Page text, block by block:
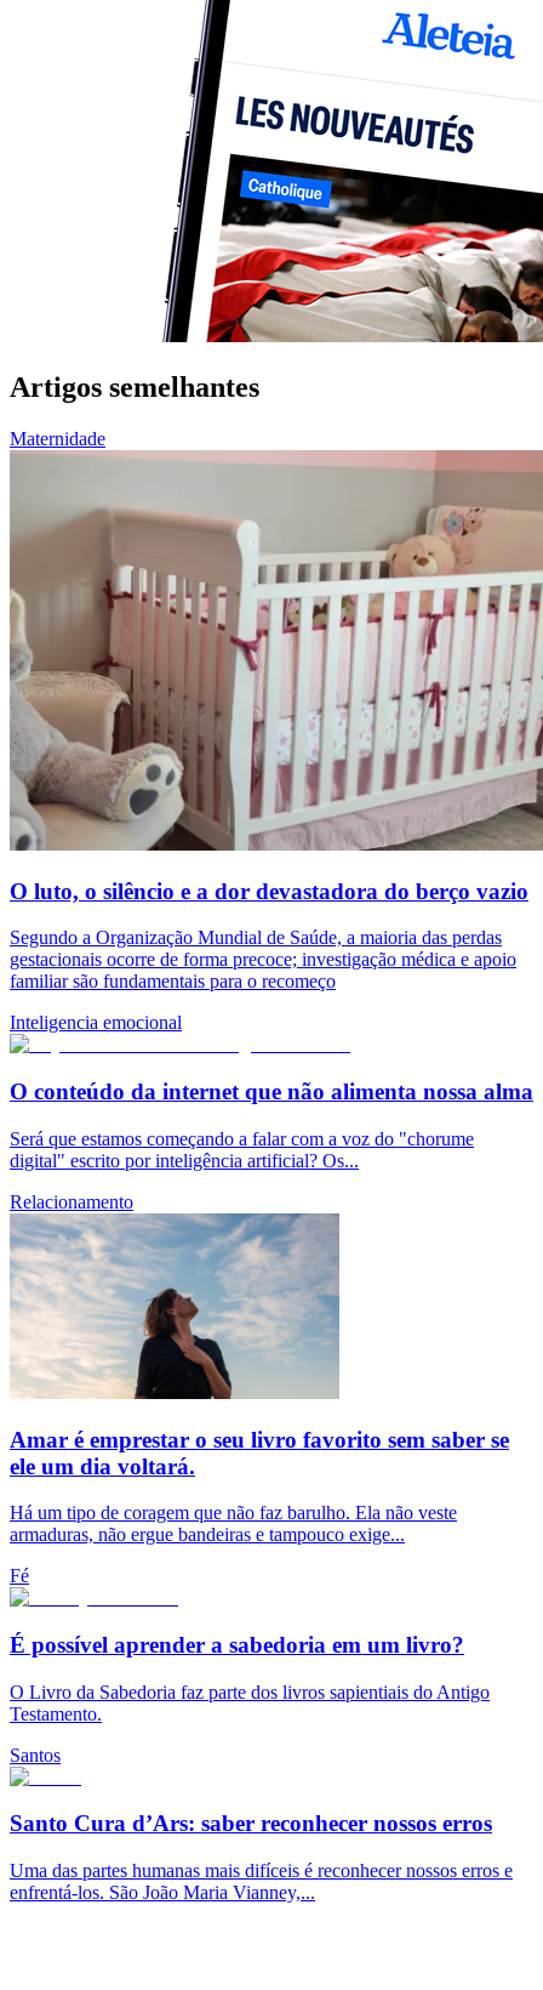
Artigos semelhantes
Maternidade
O luto, o silêncio e a dor devastadora do berço vazio
Segundo a Organização Mundial de Saúde, a maioria das perdas
gestacionais ocorre de forma precoce; investigação médica e apoio
familiar são fundamentais para o recomeço
Inteligencia emocional
O conteúdo da internet que não alimenta nossa alma
Será que estamos começando a falar com a voz do "chorume
digital" escrito por inteligência artificial? Os...
Relacionamento
Amar é emprestar o seu livro favorito sem saber se
ele um dia voltará.
Há um tipo de coragem que não faz barulho. Ela não veste
armaduras, não ergue bandeiras e tampouco exige...
Fé
É possível aprender a sabedoria em um livro?
O Livro da Sabedoria faz parte dos livros sapientiais do Antigo
Testamento.
Santos
Santo Cura d’Ars: saber reconhecer nossos erros
Uma das partes humanas mais difíceis é reconhecer nossos erros e
enfrentá-los. São João Maria Vianney,...